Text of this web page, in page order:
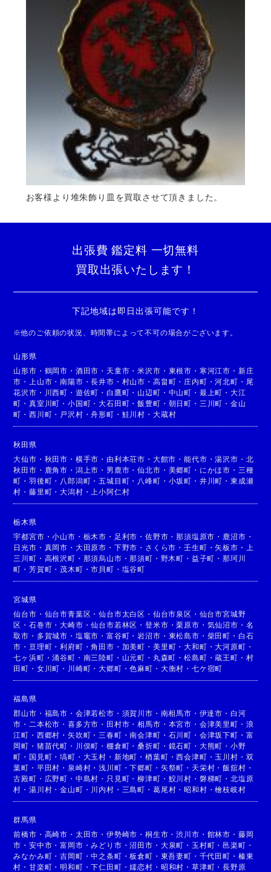
お客様より堆朱飾り皿を買取させて頂きました。
出張費 鑑定料 一切無料
買取出張いたします！
下記地域は即日出張可能です！
※他のご依頼の状況、時間帯によって不可の場合がございます。
山形県
山形市 ・ 鶴岡市 ・ 酒田市 ・ 天童市 ・米沢市 ・ 東根市 ・ 寒河江市 ・ 新庄
市 ・ 上山市 ・南陽市 ・長井市 ・ 村山市 ・ 高畠町 ・ 庄内町 ・河北町 ・ 尾
花沢市 ・ 川西町 ・ 遊佐町 ・ 白鷹町 ・ 山辺町 ・ 中山町 ・ 最上町 ・ 大江
町 ・真室川町 ・小国町 ・大石田町 ・飯豊町 ・ 朝日町 ・ 三川町 ・ 金山
町 ・西川町 ・ 戸沢村 ・舟形町 ・ 鮭川村 ・ 大蔵村
秋田県
大仙市 ・ 秋田市 ・ 横手市 ・ 由利本荘市 ・ 大館市 ・能代市 ・湯沢市 ・ 北
秋田市 ・ 鹿角市 ・ 潟上市 ・ 男鹿市 ・仙北市 ・ 美郷町 ・ にかほ市 ・ 三種
町 ・羽後町 ・ 八郎潟町 ・五城目町 ・ 八峰町 ・ 小坂町 ・ 井川町 ・ 東成瀬
村 ・藤里町 ・大潟村 ・ 上小阿仁村
栃木県
宇都宮市 ・小山市 ・ 栃木市 ・ 足利市 ・佐野市 ・那須塩原市 ・ 鹿沼市 ・
日光市 ・ 真岡市 ・ 大田原市 ・ 下野市 ・ さくら市 ・壬生町 ・矢板市 ・
上
三川町 ・ 高根沢町 ・ 那須烏山市 ・那須町 ・ 野木町 ・ 益子町 ・那珂川
町 ・芳賀町 ・ 茂木町 ・市貝町 ・ 塩谷町
宮城県
仙台市 ・ 仙台市青葉区 ・仙台市太白区 ・ 仙台市泉区 ・ 仙台市宮城野
区 ・石巻市 ・大崎市 ・仙台市若林区 ・登米市 ・栗原市 ・ 気仙沼市 ・ 名
取市 ・ 多賀城市 ・ 塩竈市 ・富谷町 ・岩沼市 ・ 東松島市 ・ 柴田町 ・ 白石
市 ・ 亘理町 ・利府町 ・角田市 ・ 加美町 ・ 美里町 ・大和町 ・大河原町 ・
七ヶ浜町 ・涌谷町 ・ 南三陸町 ・ 山元町 ・ 丸森町 ・松島町 ・蔵王町 ・ 村
田町 ・ 女川町 ・ 川崎町 ・大郷町 ・色麻町 ・ 大衡村 ・ 七ケ宿町
福島県
郡山市 ・ 福島市 ・ 会津若松市 ・ 須賀川市 ・ 南相馬市 ・ 伊達市 ・ 白河
市 ・ 二本松市 ・喜多方市 ・ 田村市 ・相馬市 ・ 本宮市 ・ 会津美里町 ・ 浪
江町 ・ 西郷村 ・矢吹町 ・ 三春町 ・南会津町 ・ 石川町 ・ 会津坂下町 ・ 富
岡町 ・ 猪苗代町 ・ 川俣町 ・棚倉町 ・桑折町 ・ 鏡石町 ・ 大熊町 ・ 小野
町 ・ 国見町 ・塙町 ・ 大玉村 ・ 新地町 ・楢葉町 ・西会津町 ・ 玉川村 ・ 双
葉町 ・ 平田村 ・ 泉崎村 ・浅川町 ・下郷町 ・ 矢祭町 ・ 天栄村 ・飯舘村 ・
古殿町 ・ 広野町 ・ 中島村 ・ 只見町 ・柳津町 ・ 鮫川村 ・ 磐梯町 ・ 北塩原
村 ・湯川村 ・金山町 ・ 川内村 ・ 三島町 ・ 葛尾村 ・昭和村 ・檜枝岐村
群馬県
前橋市 ・ 高崎市 ・ 太田市 ・伊勢崎市 ・桐生市 ・渋川市 ・ 館林市 ・ 藤岡
市 ・安中市 ・富岡市 ・みどり市 ・沼田市 ・ 大泉町 ・ 玉村町 ・邑楽町 ・
みなかみ町 ・吉岡町 ・中之条町 ・板倉町 ・ 東吾妻町 ・ 千代田町 ・ 榛東
村 ・甘楽町 ・明和町 ・下仁田町 ・嬬恋村 ・ 昭和村 ・ 草津町 ・長野原